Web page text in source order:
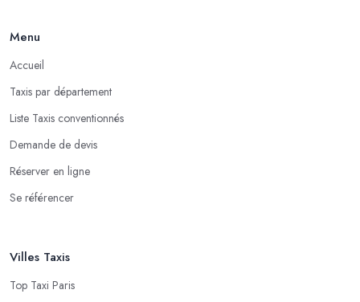
Menu
Accueil
Taxis par département
Liste Taxis conventionnés
Demande de devis
Réserver en ligne
Se référencer
Villes Taxis
Top Taxi Paris